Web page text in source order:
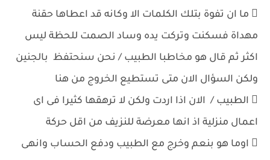
 ما ان تفوة بتلك الكلمات الا وكانه قد اعطاها حقنة
مهداة فسكنت وتركت يده وساد الصمت للحظة ليس
اكثر ثم قال هو مخاطبا الطبيب / نحن سنحتفظ بالجنين
ولكن السؤال الان متى تستطيع الخروج من هنا
 الطبيب / الان اذا اردت ولكن لا ترهقها كثيرا فى اى
اعمال منزلية اذ انها معرضة للنزيف من اقل حركة
 اوما هو بنعم وخرج مع الطبيب ودفع الحساب وانهى